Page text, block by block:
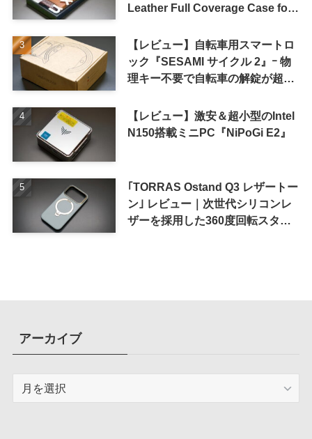
Leather Full Coverage Case for
【レビュー】自転車用スマートロ
ック『SESAMI サイクル 2』ｰ 物
理キー不要で自転車の解錠が超簡
【レビュー】激安＆超小型のIntel
N150搭載ミニPC『NiPoGi E2』
｢TORRAS Ostand Q3 レザートー
ン｣ レビュー｜次世代シリコンレ
ザーを採用した360度回転スタン
アーカイブ